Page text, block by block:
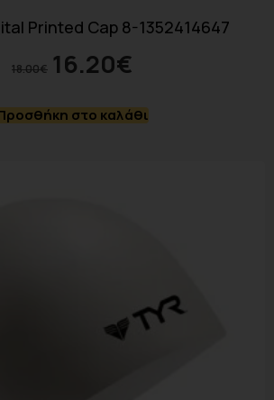
Printed Cap 8-1352414647
18.00€ 16.20€
στο καλάθι